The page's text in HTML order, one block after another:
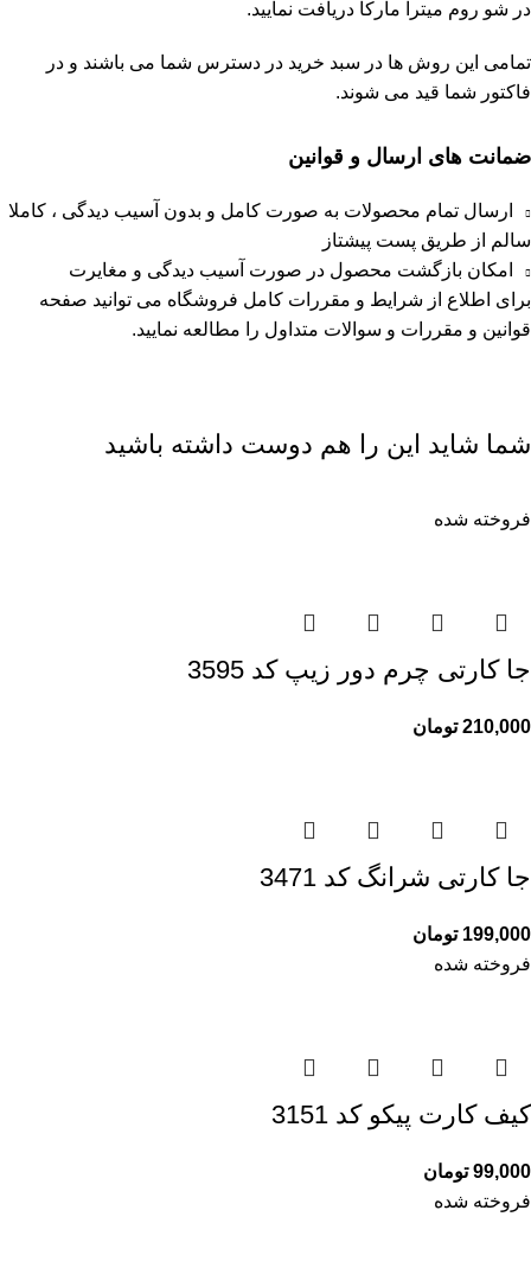
در شو روم میترا مارکا دریافت نمایید.
تمامی این روش ها در سبد خرید در دسترس شما می باشند و در
فاکتور شما قید می شوند.
ضمانت های ارسال و قوانین
ارسال تمام محصولات به صورت کامل و بدون آسیب دیدگی ، کاملا
سالم از طریق پست پیشتاز
امکان بازگشت محصول در صورت آسیب دیدگی و مغایرت
برای اطلاع از شرایط و مقررات کامل فروشگاه می توانید صفحه
قوانین و مقررات و سوالات متداول را مطالعه نمایید.
شما شاید این را هم دوست داشته باشید
فروخته شده
جا کارتی چرم دور زیپ کد 3595
210,000 تومان
جا کارتی شرانگ کد 3471
199,000 تومان
فروخته شده
کیف کارت پیکو کد 3151
99,000 تومان
فروخته شده